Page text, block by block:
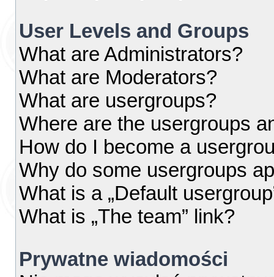
User Levels and Groups
What are Administrators?
What are Moderators?
What are usergroups?
Where are the usergroups
How do I become a
Why do some usergroups
What is a „Default
What is „The team” link?
Prywatne wiadomości